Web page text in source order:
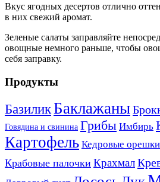
Вкус ягодных десертов отлично
в них свежий аромат.
Зеленые салаты заправляйте
овощные немного раньше, чтобы
себя заправку.
Продукты
БазиликБаклажаны
Говядина и свинина Грибы Имбирь
Картофель Кедровые орешки
Крабовые палочки Крахмал